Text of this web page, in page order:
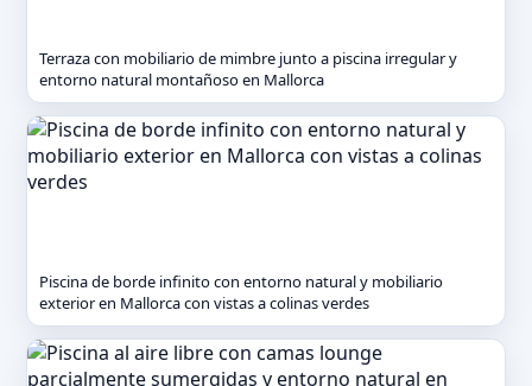
Terraza con mobiliario de mimbre junto a piscina irregular y
entorno natural montañoso en Mallorca
Piscina de borde infinito con entorno natural y mobiliario
exterior en Mallorca con vistas a colinas verdes